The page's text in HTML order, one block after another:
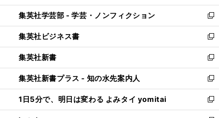
開
く
ウ
で
開
く
ン
ド
ウ
で
開
く
ウ
ィ
ン
ド
ウ
で
開
く
集英社学芸部 - 学芸・ノンフィクション
新
し
い
ウ
ィ
ン
ド
ウ
で
開
集英社ビジネス書
新
し
い
ウ
ィ
ン
ド
ウ
集英社新書
新
し
い
ウ
ィ
ン
集英社新書プラス - 知の水先案内人
新
し
い
ウ
1日5分で、明日は変わる よみタイ yomitai
新
し